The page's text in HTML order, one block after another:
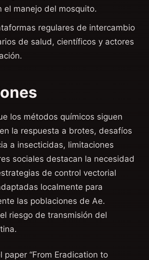
el manejo del mosquito.
regulares de intercambio
de salud, científicos y actores
los métodos químicos siguen
la respuesta a brotes, desafíos
a insecticidas, limitaciones
sociales destacan la necesidad
de control vectorial
localmente para
las poblaciones de Ae.
riesgo de transmisión del
paper “From Eradication to